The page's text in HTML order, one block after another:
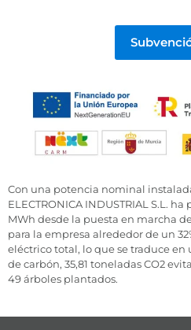
Con una potencia nominal instalada
ELECTRONICA INDUSTRIAL S.L.
MWh desde la puesta en marcha
para la empresa alrededor de un
eléctrico total, lo que se traduce en
de carbón, 35,81 toneladas CO2
49 árboles plantados.